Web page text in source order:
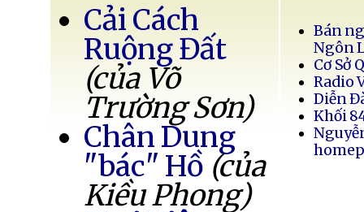
Cải Cách
Ruộng Đất
(của Võ
Trường Sơn)
Chân Dung
"bác" Hồ (của
Kiều Phong)
Bán
Ngôn
Cơ Sở
Radio
Diễn
Khối